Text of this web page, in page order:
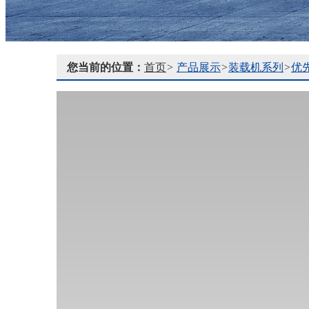
您当前的位置： 首页> 产品展示>装载机系列 >优